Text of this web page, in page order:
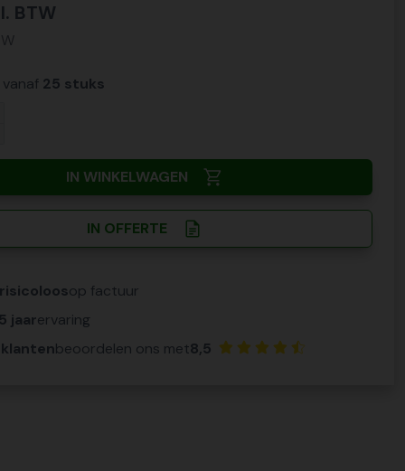
BTW
25 stuks
IN WINKELWAGEN
IN OFFERTE
risicoloosop factuur
jaarervaring
beoordelen ons met8,5